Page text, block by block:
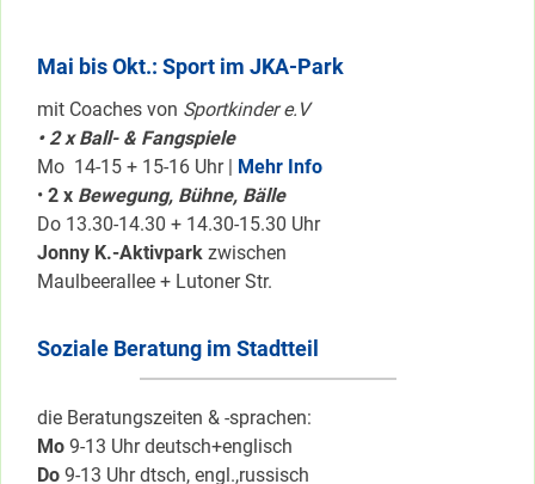
Mai bis Okt.: Sport im JKA-Park
mit Coaches von Sportkinder e.V
• 2 x Ball- & Fangspiele
Mo 14-15 + 15-16 Uhr | Mehr Info
• 2 x Bewegung, Bühne, Bälle
Do 13.30-14.30 + 14.30-15.30 Uhr
Jonny K.-Aktivpark zwischen
Maulbeerallee + Lutoner Str.
Soziale Beratung im Stadtteil
die Beratungszeiten & -sprachen:
Mo 9-13 Uhr deutsch+englisch
Do 9-13 Uhr dtsch, engl.,russisch